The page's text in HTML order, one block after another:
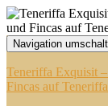
Navigation
Teneriffa Exquisit
Fincas auf Teneriffa